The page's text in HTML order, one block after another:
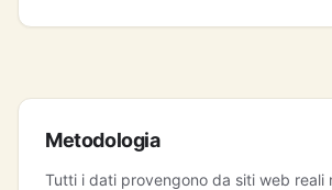
Metodologia
Tutti i dati provengono da siti web reali